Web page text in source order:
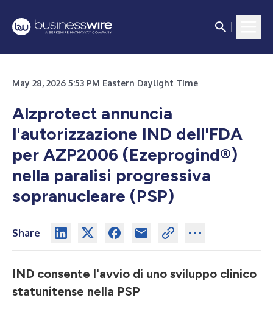
May 28, 2026 5:53 PM Eastern Daylight Time
Alzprotect annuncia
l'autorizzazione IND dell'FDA
per AZP2006 (Ezeprogind®)
nella paralisi progressiva
sopranucleare (PSP)
Share
IND consente l'avvio di uno sviluppo clinico
statunitense nella PSP